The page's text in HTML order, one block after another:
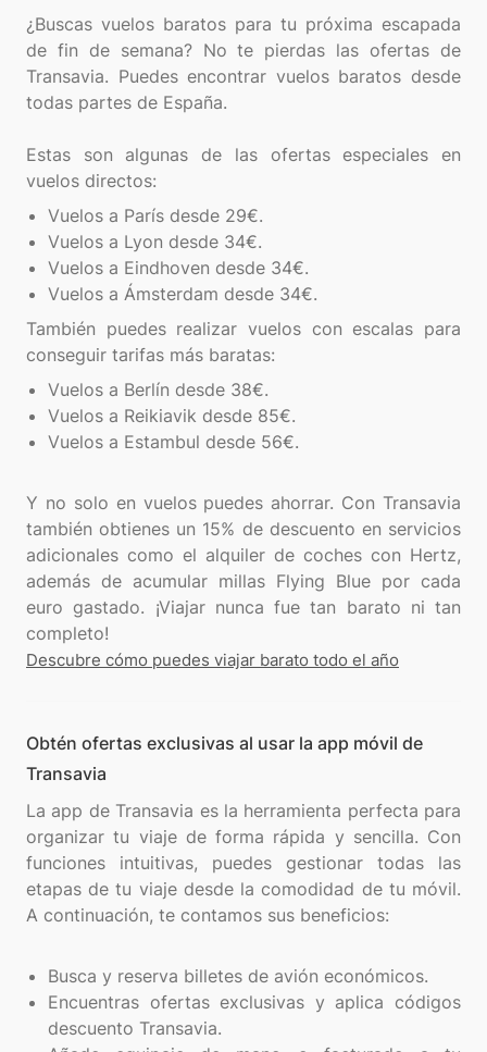
¿Buscas vuelos baratos para tu próxima escapada
de fin de semana? No te pierdas las ofertas de
Transavia. Puedes encontrar vuelos baratos desde
todas partes de España.
Estas son algunas de las ofertas especiales en
Vuelos a París desde 29€.
Vuelos a Lyon desde 34€.
Vuelos a Eindhoven desde 34€.
Vuelos a Ámsterdam desde 34€.
También puedes realizar vuelos con escalas para
Vuelos a Berlín desde 38€.
Vuelos a Reikiavik desde 85€.
Vuelos a Estambul desde 56€.
Y no solo en vuelos puedes ahorrar. Con Transavia
también obtienes un 15% de descuento en servicios
adicionales como el alquiler de coches con Hertz,
además de acumular millas Flying Blue por cada
euro gastado. ¡Viajar nunca fue tan barato ni tan
Descubre cómo puedes viajar barato todo el año
Obtén ofertas exclusivas al usar la app móvil de
Transavia
La app de Transavia es la herramienta perfecta para
organizar tu viaje de forma rápida y sencilla. Con
funciones intuitivas, puedes gestionar todas las
etapas de tu viaje desde la comodidad de tu móvil.
A continuación, te contamos sus beneficios:
Busca y reserva billetes de avión económicos.
Encuentras ofertas exclusivas y aplica códigos
descuento Transavia.